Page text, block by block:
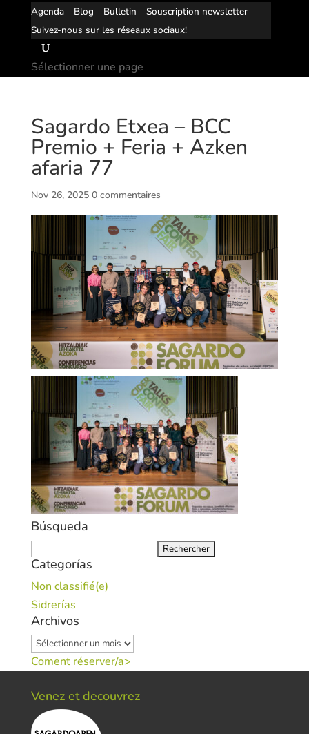
Agenda
Blog Bulletin
Souscription newsletter
Suivez-nous sur les réseaux sociaux!
Sélectionner une page
Sagardo Etxea – BCC
Premio + Feria + Azken
afaria 77
Nov 26, 2025 0 commentaires
Búsqueda
Categorías
Non classifié(e)
Sidrerías
Archivos
Archivos
Coment réserver/a>
Venez et decouvrez